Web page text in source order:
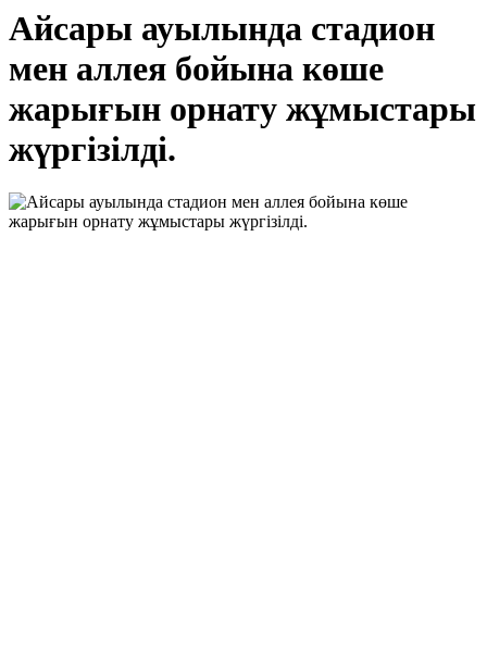
Айсары ауылында стадион
мен аллея бойына көше
жарығын орнату жұмыстары
жүргізілді.